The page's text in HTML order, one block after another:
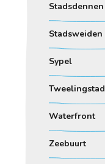
Stadsdennen
Stadsweiden
Sypel
Tweelingstad
Waterfront
Zeebuurt